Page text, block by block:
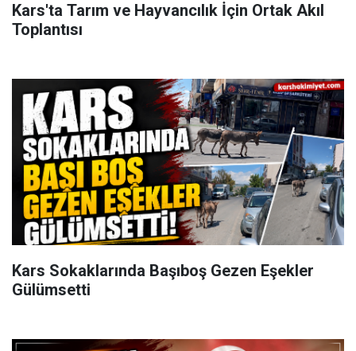
Kars'ta Tarım ve Hayvancılık İçin Ortak Akıl
Toplantısı
Kars Sokaklarında Başıboş Gezen Eşekler
Gülümsetti